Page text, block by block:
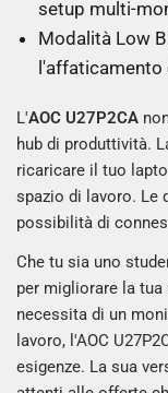
setup multi-
Modalità Low
l'affaticamento
L'AOC U27P2CA
hub di produttività.
ricaricare il tuo
spazio di lavoro. Le
possibilità di
Che tu sia uno
per migliorare la
necessita di un
lavoro, l'AOC
esigenze. La sua